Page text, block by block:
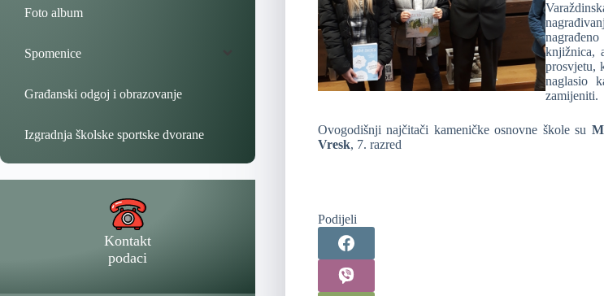
knjižnica,
prosvjetu,
naglasio
zamijeniti.
Ovogodišnji najčitači kameničke osnovne škole su
Vresk, 7. razred
Podijeli
Foto album
Spomenice
Građanski odgoj i obrazovanje
Izgradnja školske sportske dvorane
Kontakt
podaci